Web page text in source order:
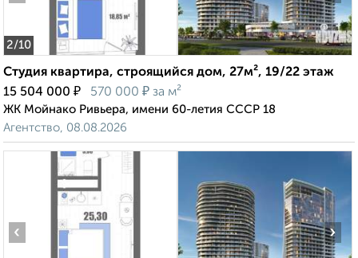
2/10
Студия квартира, строящийся дом, 27м², 19/22 этаж
15 504 000 ₽ 570 000 ₽ за м²
ЖК Мойнако Ривьера, имени 60-летия СССР 18
Агентство, 08.08.2026
‹ ›